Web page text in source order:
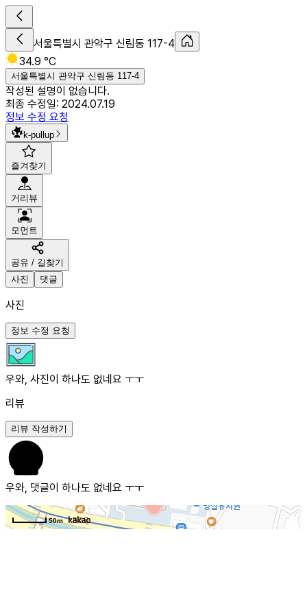
서울특별시 관악구 신림동 117-4
34.9 °C
서울특별시 관악구 신림동 117-4
작성된 설명이 없습니다.
최종 수정일: 2024.07.19
정보 수정 요청
k-pullup
즐겨찾기
거리뷰
모먼트
공유 / 길찾기
사진
댓글
사진
정보 수정 요청
우와, 사진이 하나도 없네요 ㅜㅜ
리뷰
리뷰 작성하기
우와, 댓글이 하나도 없네요 ㅜㅜ
50m